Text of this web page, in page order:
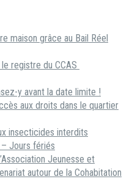
maison grâce au Bail Réel
registre du CCAS
y avant la date limite !
aux droits dans le quartier
insecticides interdits
Jours fériés
Jeunesse et
autour de la Cohabitation